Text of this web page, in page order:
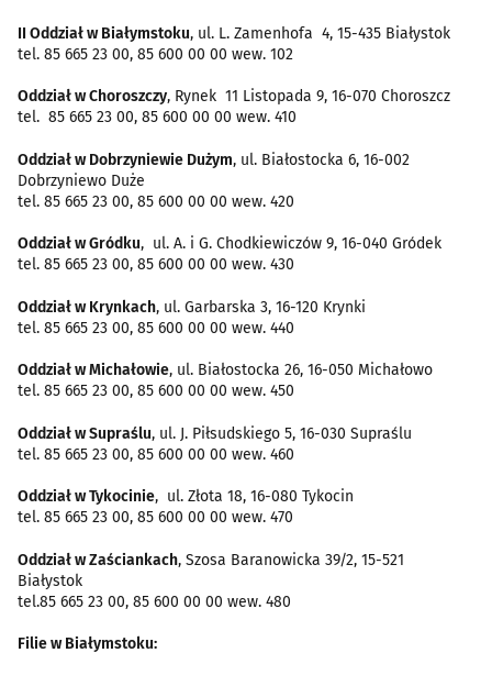
II Oddział w Białymstoku, ul. L. Zamenhofa 4, 15-435 Białystok
tel. 85 665 23 00, 85 600 00 00 wew. 102
Oddział w Choroszczy, Rynek 11 Listopada 9, 16-070 Choroszcz
tel. 85 665 23 00, 85 600 00 00 wew. 410
Oddział w Dobrzyniewie Dużym, ul. Białostocka 6, 16-002
Dobrzyniewo Duże
tel. 85 665 23 00, 85 600 00 00 wew. 420
Oddział w Gródku, ul. A. i G. Chodkiewiczów 9, 16-040 Gródek
tel. 85 665 23 00, 85 600 00 00 wew. 430
Oddział w Krynkach, ul. Garbarska 3, 16-120 Krynki
tel. 85 665 23 00, 85 600 00 00 wew. 440
Oddział w Michałowie, ul. Białostocka 26, 16-050 Michałowo
tel. 85 665 23 00, 85 600 00 00 wew. 450
Oddział w Supraślu, ul. J. Piłsudskiego 5, 16-030 Supraślu
tel. 85 665 23 00, 85 600 00 00 wew. 460
Oddział w Tykocinie, ul. Złota 18, 16-080 Tykocin
tel. 85 665 23 00, 85 600 00 00 wew. 470
Oddział w Zaściankach, Szosa Baranowicka 39/2, 15-521
Białystok
tel.85 665 23 00, 85 600 00 00 wew. 480
Filie w Białymstoku: